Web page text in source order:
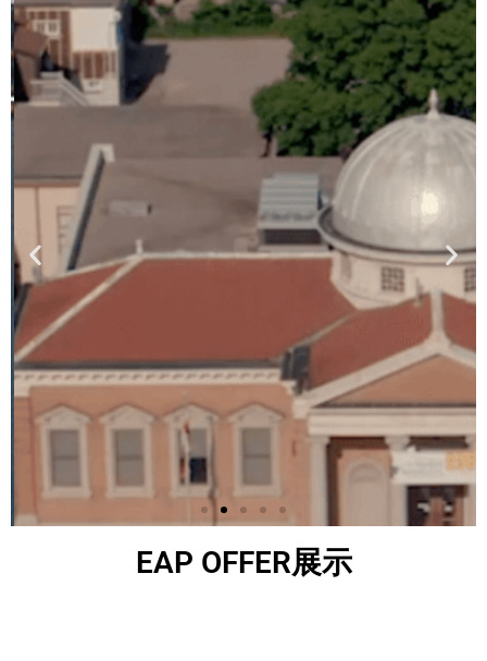
查看更多
Wilfrid Laurier
EAP OFFER展示